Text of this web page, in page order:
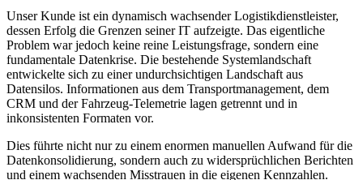
Unser Kunde ist ein dynamisch wachsender Logistikdienstleister,
dessen Erfolg die Grenzen seiner IT aufzeigte. Das eigentliche
Problem war jedoch keine reine Leistungsfrage, sondern eine
fundamentale Datenkrise. Die bestehende Systemlandschaft
entwickelte sich zu einer undurchsichtigen Landschaft aus
Datensilos. Informationen aus dem Transportmanagement, dem
CRM und der Fahrzeug-Telemetrie lagen getrennt und in
inkonsistenten Formaten vor.
Dies führte nicht nur zu einem enormen manuellen Aufwand für die
Datenkonsolidierung, sondern auch zu widersprüchlichen Berichten
und einem wachsenden Misstrauen in die eigenen Kennzahlen.